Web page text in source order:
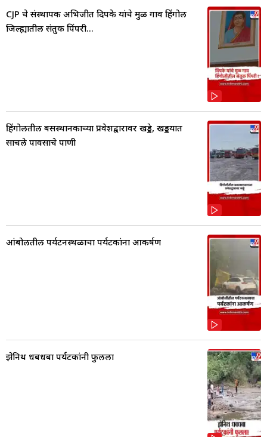
CJP चे संस्थापक अभिजीत दिपके यांचे मुळ गाव हिंगोली
जिल्ह्यातील संतुक पिंपरी...
हिंगोलीतील बसस्थानकाच्या प्रवेशद्वारावर खड्डे, खड्डयात
साचले पावसाचे पाणी
आंबोलीतील पर्यटनस्थळाचा पर्यटकांना आकर्षण
झेनिथ धबधबा पर्यटकांनी फुलला